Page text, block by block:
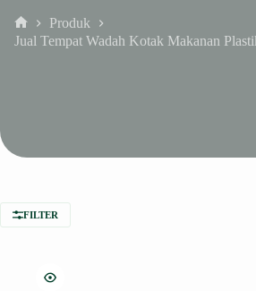
Home
Produk
Jual Tempat Wadah Kotak Makanan
FILTER